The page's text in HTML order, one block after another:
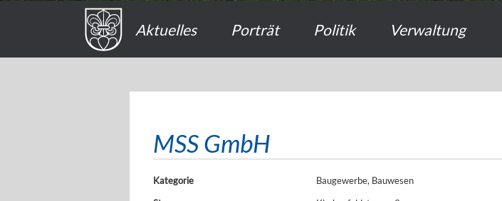
Aktuelles Porträt Politik Verwaltung
MSS GmbH
Kategorie
Baugewerbe, Bauwesen